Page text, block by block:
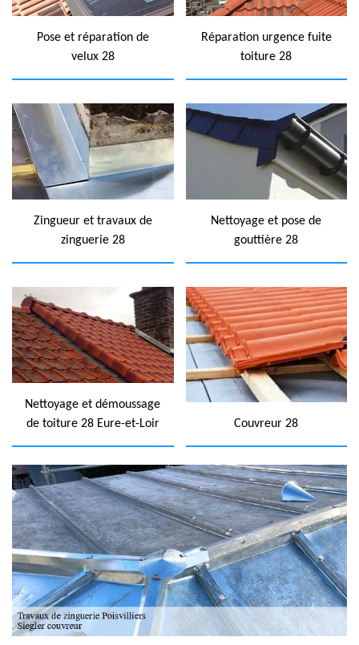
Pose et réparation de
velux 28
Réparation urgence fuite
toiture 28
Zingueur et travaux de
zinguerie 28
Nettoyage et pose de
gouttière 28
Nettoyage et démoussage
de toiture 28 Eure-et-Loir
Couvreur 28